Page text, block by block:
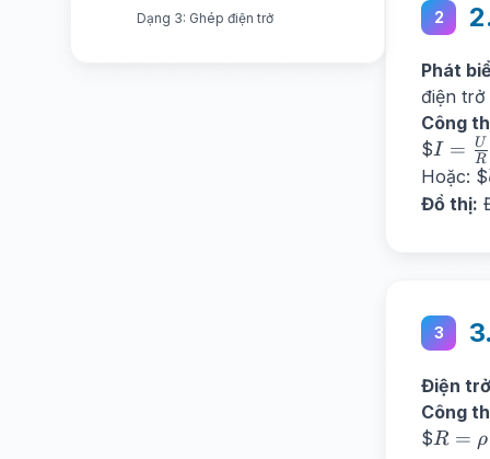
Dạng 3: Ghép điện trở 2
Phát
điện trở
Công
$I =
{R}
I = R
U
Hoặc: $
Đồ thị:
3
Điện
Công
$R =
R = ρ